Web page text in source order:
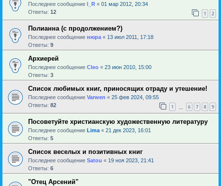
Последнее сообщение l_R « 01 мар 2012, 20:34
Ответы: 12 1 2
Полианна (с продолжением?)
Последнее сообщение нюра « 13 июл 2011, 17:18
Ответы: 9
Архиерей
Последнее сообщение Cleo « 23 июн 2010, 15:00
Ответы: 3
Список любимых книг, приносящих отраду и утешение!
Последнее сообщение Varwen « 25 фев 2024, 09:55
Ответы: 82 1 6 7 8 9
Посоветуйте христианскую художественную литературу
Последнее сообщение Lima « 21 дек 2023, 16:01
Ответы: 5
Список веселых и позитивных книг
Последнее сообщение Satou « 19 ноя 2023, 21:41
Ответы: 6
"Отец Арсений"